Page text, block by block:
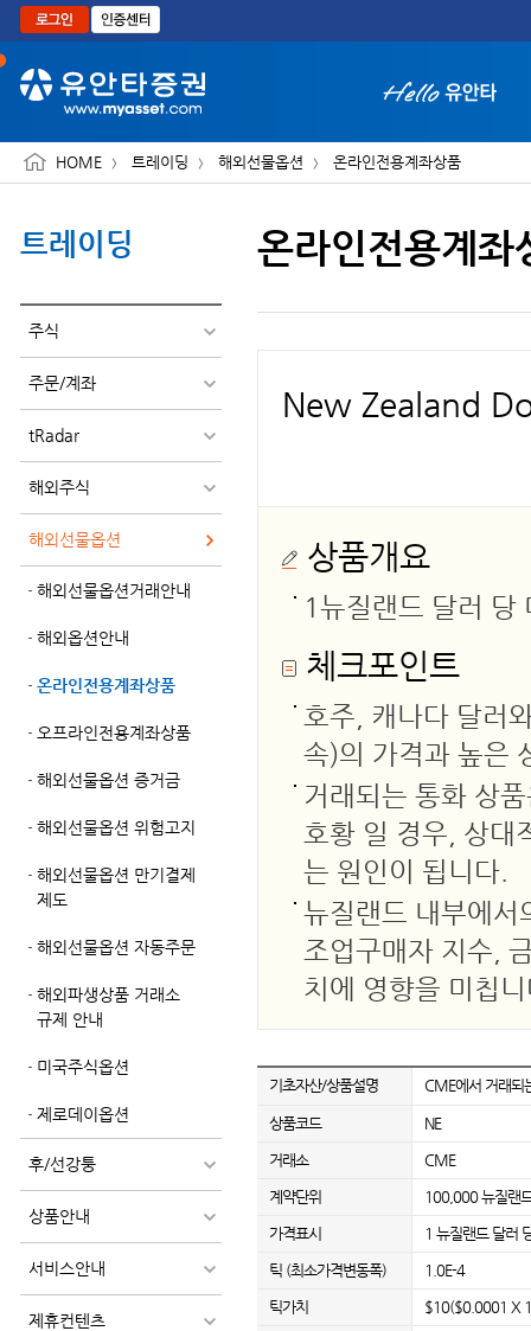
본문으로 바로가기
HOME 트레이딩 해외선물옵션 온라인전용계좌상품
트레이딩
주식
주문/계좌
tRadar
해외주식
해외선물옵션
해외선물옵션거래안내
해외옵션안내
온라인전용계좌상품
오프라인전용계좌상품
해외선물옵션 증거금
해외선물옵션 위험고지
해외선물옵션 만기결제
제도
해외선물옵션 자동주문
해외파생상품 거래소
규제 안내
미국주식옵션
제로데이옵션
후/선강퉁
상품안내
서비스안내
제휴컨텐츠
온라인전용계좌
New Zealand
상품개요
1뉴질랜드 달러 당
체크포인트
호주, 캐나다 달러
속)의 가격과 높은
거래되는 통화 상
호황 일 경우, 상대
는 원인이 됩니다.
뉴질랜드 내부에서
조업구매자 지수,
치에 영향을 미칩
기초자산/상품설명 CME에서 거래되
상품코드 NE
거래소 CME
계약단위 100,000 뉴질랜
가격표시 1 뉴질랜드 달러
틱 (최소가격변동폭) 1.0E-4
틱가치 $10($0.0001 X